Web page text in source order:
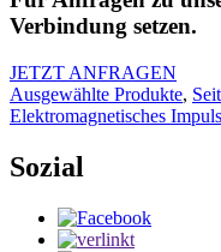
Verbindung setzen.
JETZT ANFRAGEN
Ausgewählte Produkte,
Elektromagnetisches
Sozial